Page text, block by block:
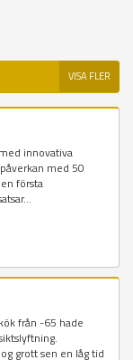
VISA FLER
innovativa
med 50
första
från -65 hade
grott sen en låg tid